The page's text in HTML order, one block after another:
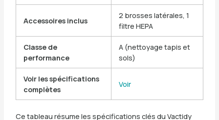
Accessoires inclus
2 brosses latérales, 1
filtre HEPA
Classe de
performance
A (nettoyage tapis et
sols)
Voir les spécifications
complètes
Voir
Ce tableau résume les spécifications clés du Vactidy